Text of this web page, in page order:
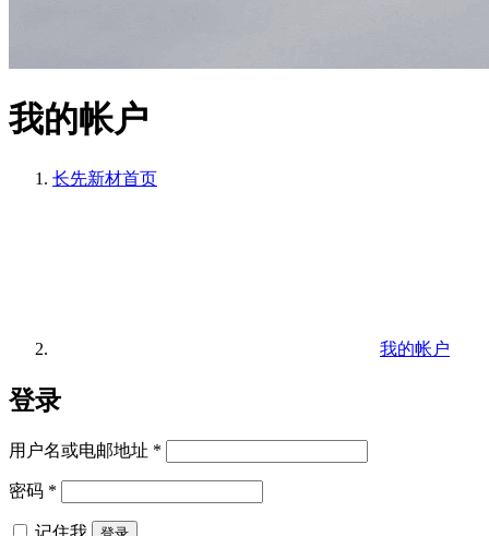
我的帐户
长先新材首页
我的帐户
登录
用户名或电邮地址 *
密码 *
记住我